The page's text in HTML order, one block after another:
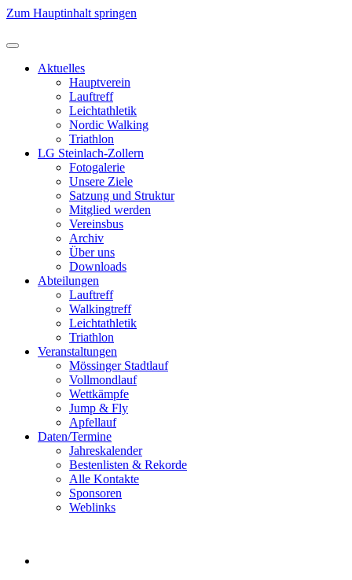
Zum Hauptinhalt springen
Aktuelles
Hauptverein
Lauftreff
Leichtathletik
Nordic Walking
Triathlon
LG Steinlach-Zollern
Fotogalerie
Unsere Ziele
Satzung und Struktur
Mitglied werden
Vereinsbus
Archiv
Über uns
Downloads
Abteilungen
Lauftreff
Walkingtreff
Leichtathletik
Triathlon
Veranstaltungen
Mössinger Stadtlauf
Vollmondlauf
Wettkämpfe
Jump & Fly
Apfellauf
Daten/Termine
Jahreskalender
Bestenlisten & Rekorde
Alle Kontakte
Sponsoren
Weblinks